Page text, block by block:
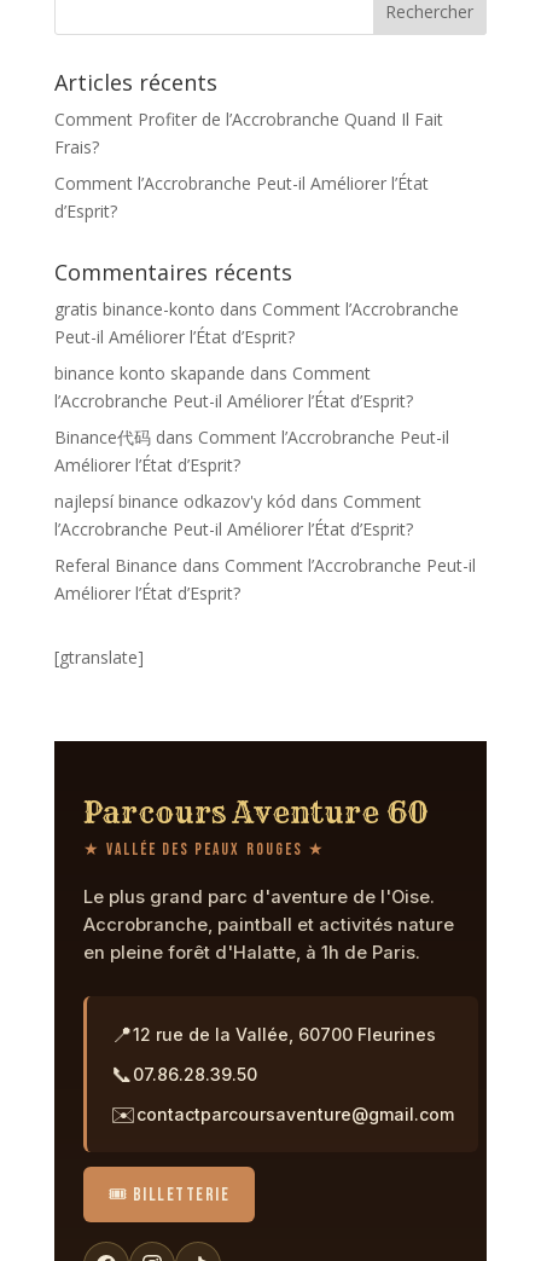
Articles récents
Comment Profiter de l’Accrobranche Quand Il Fait
Frais?
Comment l’Accrobranche Peut-il Améliorer l’État
d’Esprit?
Commentaires récents
gratis binance-konto dans Comment l’Accrobranche
Peut-il Améliorer l’État d’Esprit?
binance konto skapande dans Comment
l’Accrobranche Peut-il Améliorer l’État d’Esprit?
Binance代码dans Comment l’Accrobranche Peut-il
Améliorer l’État d’Esprit?
najlepsí binance odkazov'y kód dans Comment
l’Accrobranche Peut-il Améliorer l’État d’Esprit?
Referal Binance dans Comment l’Accrobranche Peut-il
Améliorer l’État d’Esprit?
[gtranslate]
Parcours Aventure 60
★ Vallée des Peaux Rouges ★
Le plus grand parc d'aventure de l'Oise.
Accrobranche, paintball et activités nature
en pleine forêt d'Halatte, à 1h de Paris.
📍12 rue de la Vallée, 60700 Fleurines
📞07.86.28.39.50
✉️contactparcoursaventure@gmail.com
🎟️ BILLETTERIE